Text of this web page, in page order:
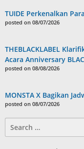
TUIDE Perkenalkan
posted on 08/07/2026
THEBLACKLABEL
Acara Anniversary
posted on 08/08/2026
MONSTA X Bagikan
posted on 08/07/2026
for: